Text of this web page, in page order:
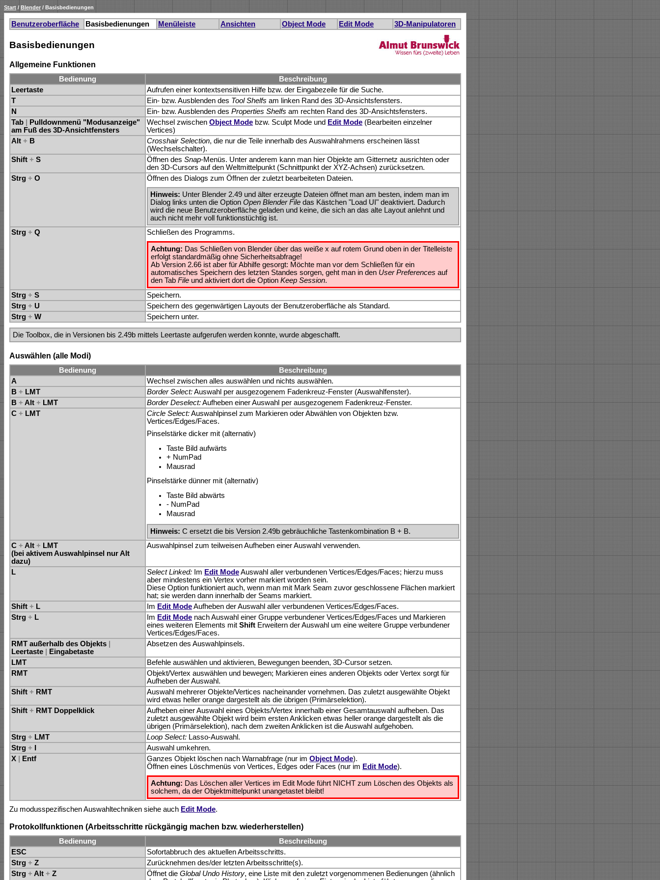
Start / Blender / Basisbedienungen
Benutzeroberfläche Basisbedienungen Menüleiste Ansichten Object Mode Edit Mode 3D-Manipulatoren
Basisbedienungen
Allgemeine Funktionen
Bedienung
Beschreibung
Leertaste
Aufrufen einer kontextsensitiven Hilfe bzw. der Eingabezeile für die Suche.
T
Ein- bzw. Ausblenden des Tool Shelfs am linken Rand des 3D-Ansichtsfensters.
N
Ein- bzw. Ausblenden des Properties Shelfs am rechten Rand des 3D-Ansichtsfensters.
Tab
Pulldownmenü "Modusanzeige"
am Fuß des 3D-Ansichtfensters
Wechsel zwischen Object Mode bzw. Sculpt Mode und Edit Mode (Bearbeiten einzelner
Vertices)
Alt + B Crosshair Selection, die nur die Teile innerhalb des Auswahlrahmens erscheinen lässt
(Wechselschalter).
Shift + S Öffnen des Snap-Menüs. Unter anderem kann man hier Objekte am Gitternetz ausrichten oder
den 3D-Cursors auf den Weltmittelpunkt (Schnittpunkt der XYZ-Achsen) zurücksetzen.
Strg + O Öffnen des Dialogs zum Öffnen der zuletzt bearbeiteten Dateien.
Hinweis: Unter Blender 2.49 und älter erzeugte Dateien öffnet man am besten, indem man im
Dialog links unten die Option Open Blender File das Kästchen "Load UI" deaktiviert. Dadurch
wird die neue Benutzeroberfläche geladen und keine, die sich an das alte Layout anlehnt und
auch nicht mehr voll funktionstüchtig ist.
Strg + Q Schließen des Programms.
Achtung: Das Schließen von Blender über das weiße x auf rotem Grund oben in der Titelleiste
erfolgt standardmäßig ohne Sicherheitsabfrage!
Ab Version 2.66 ist aber für Abhilfe gesorgt: Möchte man vor dem Schließen für ein
automatisches Speichern des letzten Standes sorgen, geht man in den User Preferences auf
den Tab File und aktiviert dort die Option Keep Session.
Strg + S
Speichern.
Strg + U
Speichern des gegenwärtigen Layouts der Benutzeroberfläche als Standard.
Strg + W Speichern unter.
Die Toolbox, die in Versionen bis 2.49b mittels Leertaste aufgerufen werden konnte, wurde abgeschafft.
Auswählen (alle Modi)
Bedienung
Beschreibung
A
Wechsel zwischen alles auswählen und nichts auswählen.
B + LMT Border Select:Auswahl per ausgezogenem Fadenkreuz-Fenster (Auswahlfenster).
B + Alt + LMT Border Deselect:Aufheben einer Auswahl per ausgezogenem Fadenkreuz-Fenster.
C + LMT Circle Select:Auswahlpinsel zum Markieren oder Abwählen von Objekten bzw.
Vertices/Edges/Faces.
Pinselstärke dicker mit (alternativ)
Taste Bild aufwärts
+ NumPad
Mausrad
Pinselstärke dünner mit (alternativ)
Taste Bild abwärts
- NumPad
Mausrad
Hinweis: C ersetzt die bis Version 2.49b gebräuchliche Tastenkombination B + B.
C + Alt + LMT
(bei aktivem Auswahlpinsel nur Alt
dazu)
Auswahlpinsel zum teilweisen Aufheben einer Auswahl verwenden.
L Select Linked: Im Edit ModeAuswahl aller verbundenen Vertices/Edges/Faces; hierzu muss
aber mindestens ein Vertex vorher markiert worden sein.
Diese Option funktioniert auch, wenn man mit Mark Seam zuvor geschlossene Flächen markiert
hat; sie werden dann innerhalb der Seams markiert.
Shift + L Im Edit ModeAufheben der Auswahl aller verbundenen Vertices/Edges/Faces.
Strg + L Im Edit Mode nach Auswahl einer Gruppe verbundener Vertices/Edges/Faces und Markieren
eines weiteren Elements mit Shift Erweitern der Auswahl um eine weitere Gruppe verbundener
Vertices/Edges/Faces.
RMT außerhalb des Objekts
Leertaste
Eingabetaste
Absetzen des Auswahlpinsels.
LMT
Befehle auswählen und aktivieren, Bewegungen beenden, 3D-Cursor setzen.
RMT
Objekt/Vertex auswählen und bewegen; Markieren eines anderen Objekts oder Vertex sorgt für
Aufheben der Auswahl.
Shift + RMT
Auswahl mehrerer Objekte/Vertices nacheinander vornehmen. Das zuletzt ausgewählte Objekt
wird etwas heller orange dargestellt als die übrigen (Primärselektion).
Shift + RMT Doppelklick
Aufheben einer Auswahl eines Objekts/Vertex innerhalb einer Gesamtauswahl aufheben. Das
zuletzt ausgewählte Objekt wird beim ersten Anklicken etwas heller orange dargestellt als die
übrigen (Primärselektion), nach dem zweiten Anklicken ist die Auswahl aufgehoben.
Strg + LMT Loop Select: Lasso-Auswahl.
Strg +
Auswahl umkehren.
X
Entf Ganzes Objekt löschen nach Warnabfrage (nur im Object Mode).
Öffnen eines Löschmenüs von Vertices, Edges oder Faces (nur im Edit Mode).
Achtung: Das Löschen aller Vertices im Edit Mode führt NICHT zum Löschen des Objekts als
solchem, da der Objektmittelpunkt unangetastet bleibt!
Zu modusspezifischen Auswahltechniken siehe auch Edit Mode.
Protokollfunktionen (Arbeitsschritte rückgängig machen bzw. wiederherstellen)
Bedienung
Beschreibung
ESC
Sofortabbruch des aktuellen Arbeitsschritts.
Strg + Z
Zurücknehmen des/der letzten Arbeitsschritte(s).
Strg + Alt + Z Öffnet die Global Undo History, eine Liste mit den zuletzt vorgenommenen Bedienungen (ähnlich